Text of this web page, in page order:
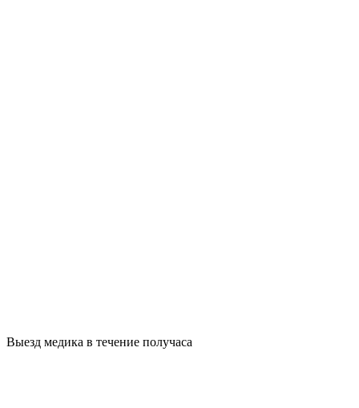
Выезд медика в течение получаса